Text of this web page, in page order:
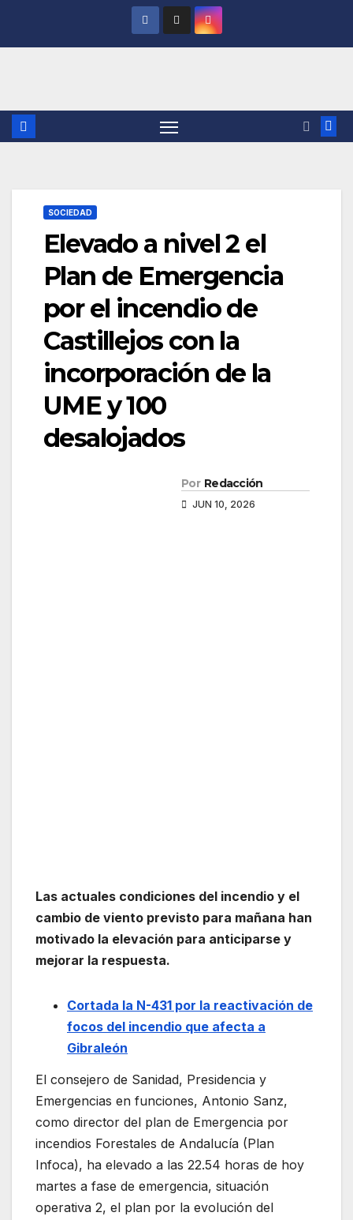
SOCIEDAD
Elevado a nivel 2 el
Plan de Emergencia
por el incendio de
Castillejos con la
incorporación de la
UME y 100
desalojados
Por Redacción
JUN 10, 2026
Las actuales condiciones del incendio y el
cambio de viento previsto para mañana han
motivado la elevación para anticiparse y
mejorar la respuesta.
Cortada la N-431 por la reactivación de
focos del incendio que afecta a
Gibraleón
El consejero de Sanidad, Presidencia y
Emergencias en funciones, Antonio Sanz,
como director del plan de Emergencia por
incendios Forestales de Andalucía (Plan
Infoca), ha elevado a las 22.54 horas de hoy
martes a fase de emergencia, situación
operativa 2, el plan por la evolución del